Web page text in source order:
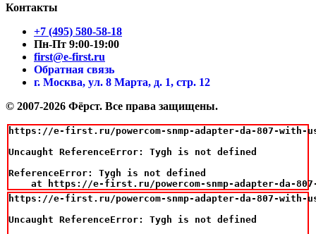
Контакты
+7 (495) 580-58-18
Пн-Пт 9:00-19:00
first@e-first.ru
Обратная связь
г. Москва, ул. 8 Марта, д. 1, стр. 12
© 2007-2026 Фёрст. Все права защищены.
https://e-first.ru/powercom-snmp-adapter-da-807-with-
Uncaught ReferenceError: Tygh is not defined
ReferenceError: Tygh is not defined
at https://e-first.ru/powercom-snmp-adapter-da-
https://e-first.ru/powercom-snmp-adapter-da-807-with-
Uncaught ReferenceError: Tygh is not defined